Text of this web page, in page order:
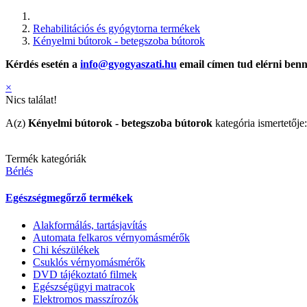
Rehabilitációs és gyógytorna termékek
Kényelmi bútorok - betegszoba bútorok
Kérdés esetén a info@gyogyaszati.hu email címen tud elérni
×
Nics találat!
A(z) Kényelmi bútorok - betegszoba bútorok kategória ismertetője:
Termék kategóriák
Bérlés
Egészségmegőrző termékek
Alakformálás, tartásjavítás
Automata felkaros vérnyomásmérők
Chi készülékek
Csuklós vérnyomásmérők
DVD tájékoztató filmek
Egészségügyi matracok
Elektromos masszírozók